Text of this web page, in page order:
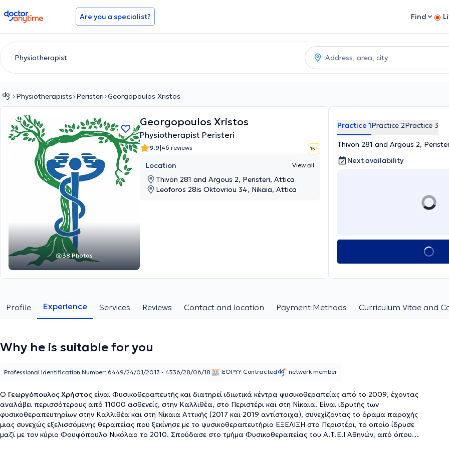
doctoranytime Are you a specialist? Find
Physiotherapists Peristeri Georgopoulos Xristos
38 Photos
Georgopoulos Xristos
Physiotherapist Peristeri
9.9|46 reviews 15 '
Location View all
Thivon 281 and Argous 2, Peristeri, Attica
Leoforos 28is Oktovriou 34, Nikaia, Attica
Practice 1Practice 2Practice 3
Thivon 281 and Argous 2,
Next availability
Profile Experience Services Reviews Contact and location Payment Methods Curriculum Vitae and
Why he is suitable for you
Ο Γεωργόπουλος Χρήστος είναι Φυσικοθεραπευτής και διατηρεί ιδιωτικά κέντρα φυσικοθεραπείας από το 2009, έχοντας
αναλάβει περισσότερους από 11000 ασθενείς, στην Καλλιθέα, στο Περιστέρι και στη Νίκαια. Είναι ιδρυτής των
φυσικοθεραπευτηρίων στην Καλλιθέα και στη Νίκαια Αττικής (2017 και 2019 αντίστοιχα), συνεχίζοντας το όραμα παροχής
μιας συνεχώς εξελισσόμενης θεραπείας που ξεκίνησε με το φυσικοθεραπευτήριο ΕΞΕΛΙΞΗ στο Περιστέρι, το οποίο ίδρυσε
μαζί με τον κύριο Φουφόπουλο Νικόλαο το 2010. Σπούδασε στο τμήμα Φυσικοθεραπείας του Α.Τ.Ε.Ι Αθηνών, από όπου
Professional Identification Number: 6449/24/01/2017 - 4336/28/06/18 EOPYY Contracted network member